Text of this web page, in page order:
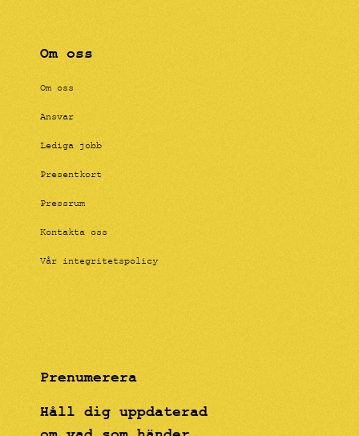
Om oss
Om oss
Ansvar
Lediga jobb
Presentkort
Pressrum
Kontakta oss
Vår integritetspolicy
Prenumerera
Håll dig uppdaterad